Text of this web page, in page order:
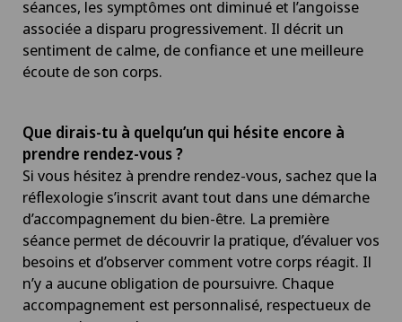
séances, les symptômes ont diminué et l’angoisse
associée a disparu progressivement. Il décrit un
sentiment de calme, de confiance et une meilleure
écoute de son corps.
Que dirais-tu à quelqu’un qui hésite encore à
prendre rendez-vous ?
Si vous hésitez à prendre rendez-vous, sachez que la
réflexologie s’inscrit avant tout dans une démarche
d’accompagnement du bien-être. La première
séance permet de découvrir la pratique, d’évaluer vos
besoins et d’observer comment votre corps réagit. Il
n’y a aucune obligation de poursuivre. Chaque
accompagnement est personnalisé, respectueux de